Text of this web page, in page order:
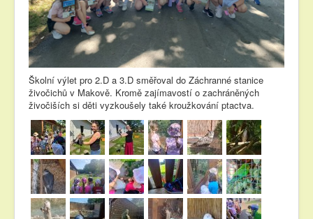
Školní výlet pro 2.D a 3.D směřoval do Záchranné stanice
živočichů v Makově. Kromě zajímavostí o zachráněných
živočiších si děti vyzkoušely také kroužkování ptactva.